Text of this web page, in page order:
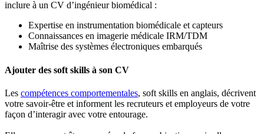
inclure à un CV d’ingénieur biomédical :
Expertise en instrumentation biomédicale et capteurs
Connaissances en imagerie médicale IRM/TDM
Maîtrise des systèmes électroniques embarqués
Ajouter des soft skills à son CV
Les compétences comportementales, soft skills en anglais, décrivent
votre savoir-être et informent les recruteurs et employeurs de votre
façon d’interagir avec votre entourage.